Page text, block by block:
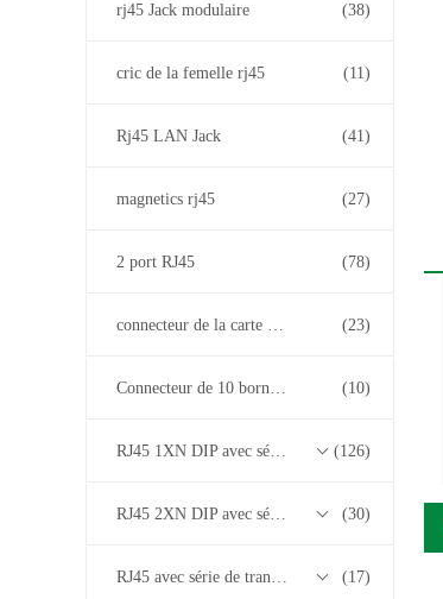
rj45 Jack modulaire (38)
cric de la femelle rj45 (11)
Rj45 LAN Jack (41)
magnetics rj45 (27)
2 port RJ45 (78)
connecteur de la carte PCB rj45 (23)
Connecteur de 10 bornes RJ45 (10)
RJ45 1XN DIP avec série de transformateurs base-T 10/100/1000M (126)
RJ45 2XN DIP avec série de transformateurs base-T 10/100/1000M (30)
RJ45 avec série de transformateurs 2.5G/5G/10G Base-T (17)